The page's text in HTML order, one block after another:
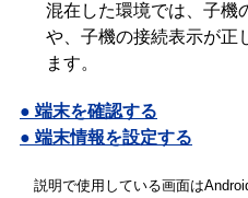
混在した環境では、子機
や、子機の接続表示が正
ます。
● 端末を確認する
● 端末情報を設定する
説明で使用している画面は